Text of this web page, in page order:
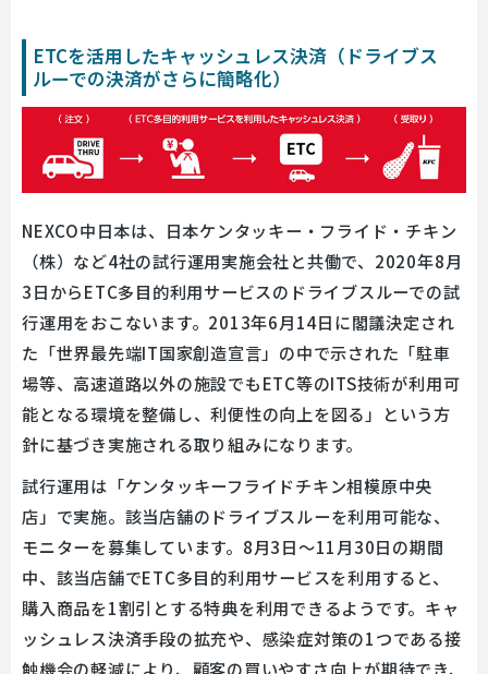
ETCを活用したキャッシュレス決済（ドライブス
ルーでの決済がさらに簡略化）
NEXCO中日本は、日本ケンタッキー・フライド・チキン
（株）など4社の試行運用実施会社と共働で、2020年8月
3日からETC多目的利用サービスのドライブスルーでの試
行運用をおこないます。2013年6月14日に閣議決定され
た「世界最先端IT国家創造宣言」の中で示された「駐車
場等、高速道路以外の施設でもETC等のITS技術が利用可
能となる環境を整備し、利便性の向上を図る」という方
針に基づき実施される取り組みになります。
試行運用は「ケンタッキーフライドチキン相模原中央
店」で実施。該当店舗のドライブスルーを利用可能な、
モニターを募集しています。8月3日～11月30日の期間
中、該当店舗でETC多目的利用サービスを利用すると、
購入商品を1割引とする特典を利用できるようです。キャ
ッシュレス決済手段の拡充や、感染症対策の1つである接
触機会の軽減により、顧客の買いやすさ向上が期待でき、